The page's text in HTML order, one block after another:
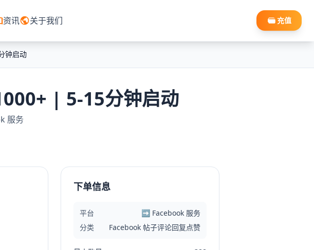
资讯 关于我们 充值
钟启动
| 5-15分钟启动
服务
下单信息
平台
➡️ Facebook 服务
分类
Facebook 帖子评论回复点赞